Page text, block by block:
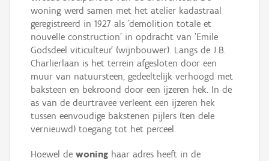
woning werd samen met het atelier kadastraal
geregistreerd in 1927 als 'demolition totale et
nouvelle construction' in opdracht van 'Emile
Godsdeel viticulteur' (wijnbouwer). Langs de J.B.
Charlierlaan is het terrein afgesloten door een
muur van natuursteen, gedeeltelijk verhoogd met
baksteen en bekroond door een ijzeren hek. In de
as van de deurtravee verleent een ijzeren hek
tussen eenvoudige bakstenen pijlers (ten dele
vernieuwd) toegang tot het perceel.
Hoewel de woning haar adres heeft in de